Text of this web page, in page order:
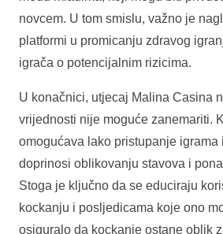
novcem. U tom smislu, važno je
platformi u promicanju zdravog
igrača o potencijalnim rizicima.
U konačnici, utjecaj Malina Casina
vrijednosti nije moguće zanemariti.
omogućava lako pristupanje igrama
doprinosi oblikovanju stavova i
Stoga je ključno da se educiraju
kockanju i posljedicama koje ono
osiguralo da kockanje ostane oblik